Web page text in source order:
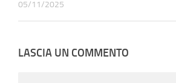
05/11/2025
LASCIA UN COMMENTO